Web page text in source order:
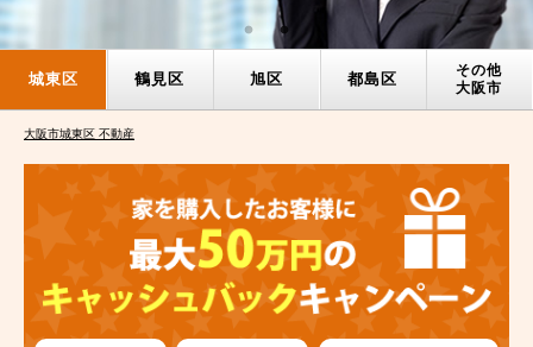
城東区 鶴見区 旭区 都島区
その他
大阪市
大阪市城東区 不動産